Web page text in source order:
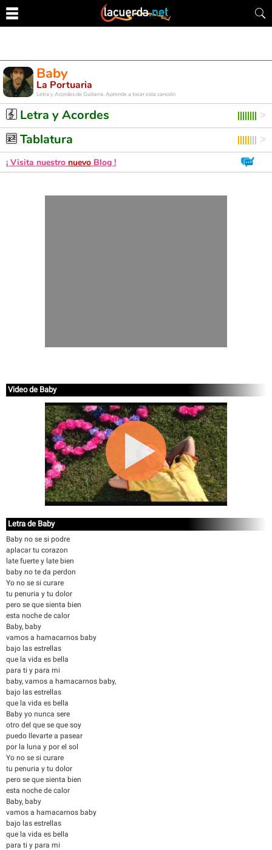
Baby
La Portuaria
Letra y Acordes de Guitarra. Aprende a tocar esta canción
Letra y Acordes
Tablatura
¡ Visita nuestro nuevo Blog !
Video de Baby
Letra de Baby
Baby no se si podre
aplacar tu corazon
late fuerte y late bien
baby no te da perdon
Yo no se si curare
tu penuria y tu dolor
pero se que sienta bien
esta noche de calor
Baby, baby
vamos a hamacarnos baby
bajo las estrellas
que la vida es bella
para ti y para mi
baby, vamos a hamacarnos baby,
bajo las estrellas
que la vida es bella
Baby yo nunca sere
otro del que se que soy
puedo llevarte a pasear
por la luna y por el sol
Yo no se si curare
tu penuria y tu dolor
pero se que sienta bien
esta noche de calor
Baby, baby
vamos a hamacarnos baby
bajo las estrellas
que la vida es bella
para ti y para mi